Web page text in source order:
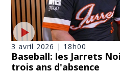
3 avril 2026 | 18h00
Baseball: les Jarrets
trois ans d'absence